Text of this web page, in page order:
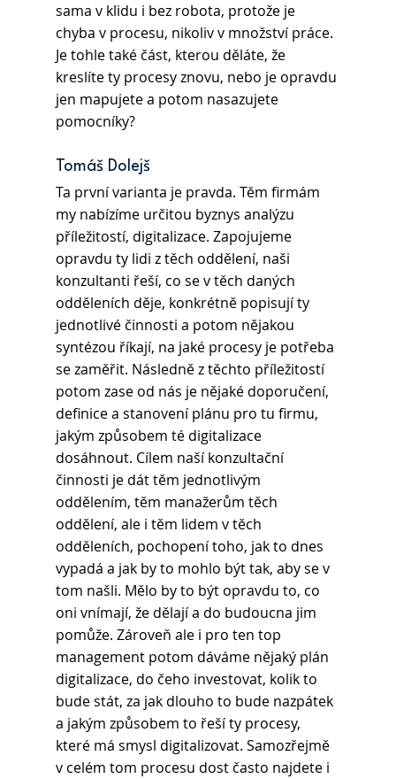
sama v klidu i bez robota, protože je
chyba v procesu, nikoliv v množství práce.
Je tohle také část, kterou děláte, že
kreslíte ty procesy znovu, nebo je opravdu
jen mapujete a potom nasazujete
pomocníky?
Tomáš Dolejš
Ta první varianta je pravda. Těm firmám
my nabízíme určitou byznys analýzu
příležitostí, digitalizace. Zapojujeme
opravdu ty lidi z těch oddělení, naši
konzultanti řeší, co se v těch daných
odděleních děje, konkrétně popisují ty
jednotlivé činnosti a potom nějakou
syntézou říkají, na jaké procesy je potřeba
se zaměřit. Následně z těchto příležitostí
potom zase od nás je nějaké doporučení,
definice a stanovení plánu pro tu firmu,
jakým způsobem té digitalizace
dosáhnout. Cílem naší konzultační
činnosti je dát těm jednotlivým
oddělením, těm manažerům těch
oddělení, ale i těm lidem v těch
odděleních, pochopení toho, jak to dnes
vypadá a jak by to mohlo být tak, aby se v
tom našli. Mělo by to být opravdu to, co
oni vnímají, že dělají a do budoucna jim
pomůže. Zároveň ale i pro ten top
management potom dáváme nějaký plán
digitalizace, do čeho investovat, kolik to
bude stát, za jak dlouho to bude nazpátek
a jakým způsobem to řeší ty procesy,
které má smysl digitalizovat. Samozřejmě
v celém tom procesu dost často najdete i